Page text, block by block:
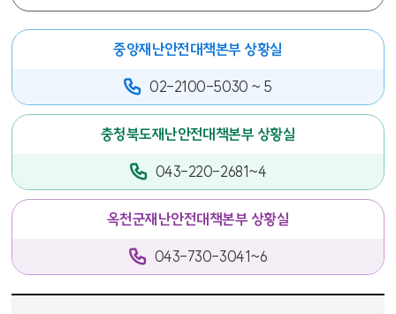
중앙재난안전대책본부 상황실
02-2100-5030 ~ 5
충청북도재난안전대책본부 상황실
043-220-2681~4
옥천군재난안전대책본부 상황실
043-730-3041~6